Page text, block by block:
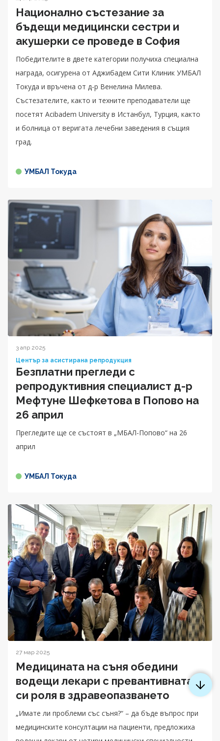
Национално състезание за
бъдещи медицински сестри и
акушерки се проведе в София
Победителите в двете категории получиха специална
награда, осигурена от Аджибадем Сити Клиник УМБАЛ
Токуда и връчена от д-р Венелина Милева.
Състезателите, както и техните преподаватели ще
посетят Acibadem University в Истанбул, Турция, както
и болница от веригата лечебни заведения в същия
град.
УМБАЛ Токуда
3 апр 2025
Център за асистирана репродукция
Безплатни прегледи с
репродуктивния специалист д-р
Мефтуне Шефкетова в Попово на
26 април
Прегледите ще се състоят в „МБАЛ-Попово“ на 26
април
УМБАЛ Токуда
27 мар 2025
Медицината на съня обедини
водещи лекари с превантивната
си роля в здравеопазването
„Имате ли проблеми със съня?“ – да бъде въпрос при
медицинските консултации на пациенти, предложиха